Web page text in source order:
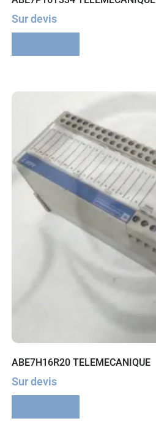
Sur devis
ABE7H16R20 TELEMECANIQUE
Sur devis